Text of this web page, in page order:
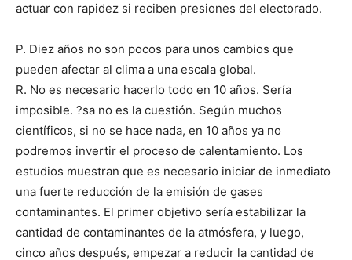
actuar con rapidez si reciben presiones del electorado.
P. Diez años no son pocos para unos cambios que
pueden afectar al clima a una escala global.
R. No es necesario hacerlo todo en 10 años. Sería
imposible. ?sa no es la cuestión. Según muchos
científicos, si no se hace nada, en 10 años ya no
podremos invertir el proceso de calentamiento. Los
estudios muestran que es necesario iniciar de inmediato
una fuerte reducción de la emisión de gases
contaminantes. El primer objetivo sería estabilizar la
cantidad de contaminantes de la atmósfera, y luego,
cinco años después, empezar a reducir la cantidad de